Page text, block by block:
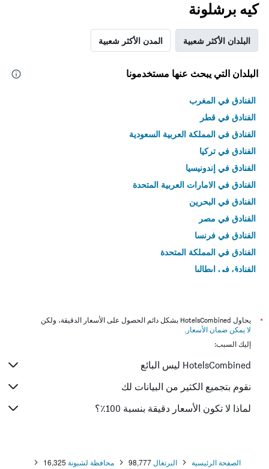
كيه برشلونة
البلدان الأكثر شعبية المدن الأكثر شعبية
البلدان التي يبحث عنها مستخدمونا
الفنادق في المغرب
الفنادق في قطر
الفنادق في المملكة العربية السعودية
الفنادق في تركيا
الفنادق في إندونيسيا
الفنادق في الامارات العربية المتحدة
الفنادق في البحرين
الفنادق في مصر
الفنادق في فرنسا
الفنادق في المملكة المتحدة
الفنادق في إيطاليا
*
يحاول HotelsCombined بشكل دائم الحصول على الأسعار الدقيقة، ولكن
لا يمكن ضمان الأسعار .
إليك السبب:
HotelsCombined ليس البائع
نقوم بتجميع الكثير من البيانات لك
لماذا لا تكون الأسعار دقيقة بنسبة 100٪؟
الصفحة الرئيسية البرتغال 98,777 محافظة لشبونة 16,325